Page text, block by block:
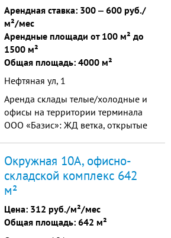
Арендная ставка: 300 ‒ 600 руб./
м²/мес
Арендные площади от 100 м² до
1500 м²
Общая площадь: 4000 м²
Нефтяная ул, 1
Аренда склады телые/холодные и
офисы на территории терминала
ООО «Базис»: ЖД ветка, открытые
вокзал!
Окружная 10А, офисно-
складской комплекс 642
м²
Цена: 312 руб./м²/мес
Общая площадь: 642 м²